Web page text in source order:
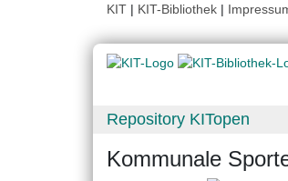
KIT | KIT-Bibliothek |
Repository KITopen
Kommunale